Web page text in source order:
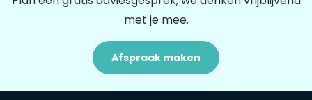
met je mee.
Afspraak maken